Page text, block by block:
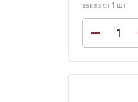
заказ от 1 шт